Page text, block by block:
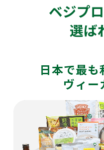
ベジプ
選ば
日本で最も
ヴィー